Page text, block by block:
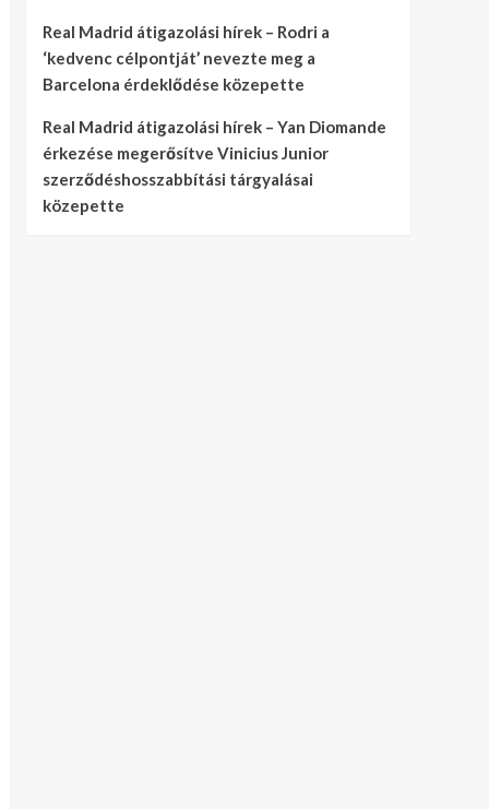
Real Madrid átigazolási hírek – Rodri a
‘kedvenc célpontját’ nevezte meg a
Barcelona érdeklődése közepette
Real Madrid átigazolási hírek – Yan Diomande
érkezése megerősítve Vinicius Junior
szerződéshosszabbítási tárgyalásai
közepette